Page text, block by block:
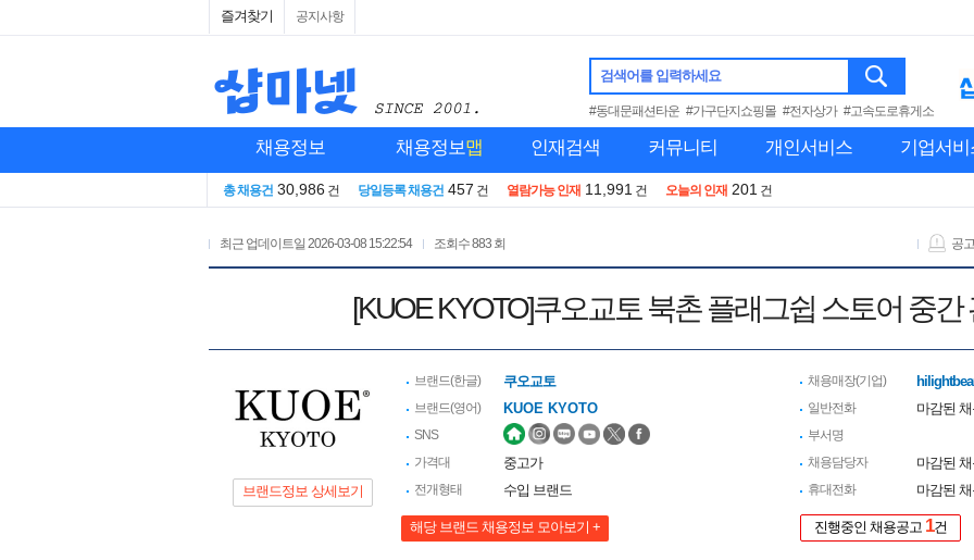
즐겨찾기 공지사항
검색어를 입력하세요
#동대문패션타운 #가구단지쇼핑몰 #전자상가 #고속도로휴게소
채용정보 채용정보맵 인재검색 커뮤니티 개인서비스 기업서비
총 채용건 30,986 건 당일등록 채용건 457 건 열람가능 인재 11,991 건 오늘의 인재 201 건
최근 업데이트일 2026-03-08 15:22:54 조회수883 회 공
[KUOE KYOTO]쿠오교토 북촌 플래그쉽 스토어 중간
브랜드정보 상세보기
브랜드(한글) 쿠오교토
브랜드(영어) KUOE KYOTO
SNS
가격대
중고가
전개형태 수입 브랜드
해당 브랜드 채용정보 모아보기 +
채용매장(기업)
일반전화 마감된
부서명
채용담당자
마감된
휴대전화 마감된
진행중인 채용공고 1건